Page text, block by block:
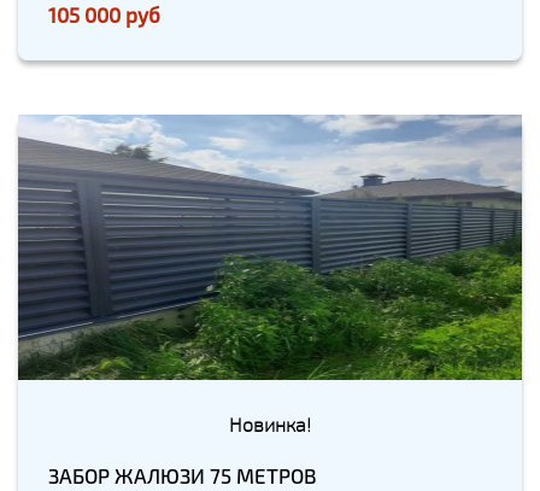
105 000 руб
Новинка!
ЗАБОР ЖАЛЮЗИ 75 МЕТРОВ